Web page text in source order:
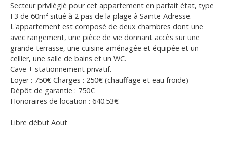
Secteur privilégié pour cet appartement en parfait état, type
F3 de 60m² situé à 2 pas de la plage à Sainte-Adresse.
L'appartement est composé de deux chambres dont une
avec rangement, une pièce de vie donnant accès sur une
grande terrasse, une cuisine aménagée et équipée et un
cellier, une salle de bains et un WC.
Cave + stationnement privatif.
Loyer : 750€ Charges : 250€ (chauffage et eau froide)
Dépôt de garantie : 750€
Honoraires de location : 640.53€
Libre début Aout